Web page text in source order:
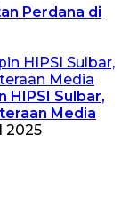
Perdana di
HIPSI Sulbar,
Media
2025